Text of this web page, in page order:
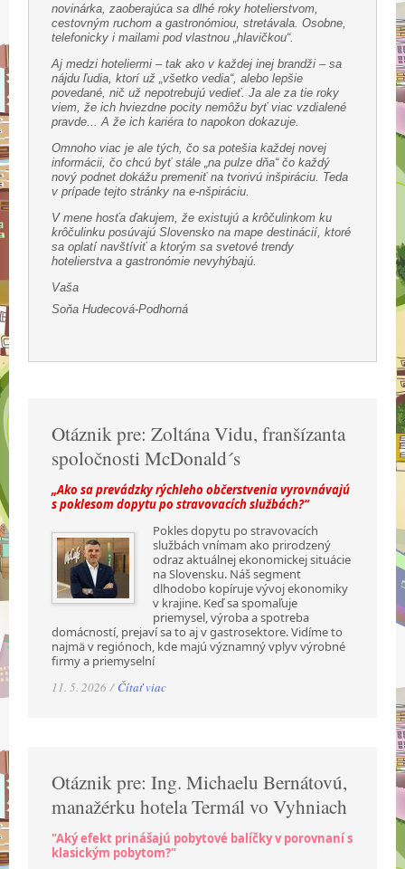
novinárka, zaoberajúca sa dlhé roky hotelierstvom,
cestovným ruchom a gastronómiou, stretávala. Osobne,
telefonicky i mailami pod vlastnou „hlavičkou“.
Aj medzi hoteliermi – tak ako v každej inej brandži – sa
nájdu ľudia, ktorí už „všetko vedia“, alebo lepšie
povedané, nič už nepotrebujú vedieť. Ja ale za tie roky
viem, že ich hviezdne pocity nemôžu byť viac vzdialené
pravde... A že ich kariéra to napokon dokazuje.
Omnoho viac je ale tých, čo sa potešia každej novej
informácii, čo chcú byť stále „na pulze dňa“ čo každý
nový podnet dokážu premeniť na tvorivú inšpiráciu. Teda
v prípade tejto stránky na e-nšpiráciu.
V mene hosťa ďakujem, že existujú a krôčulinkom ku
krôčulinku posúvajú Slovensko na mape destinácií, ktoré
sa oplatí navštíviť a ktorým sa svetové trendy
hotelierstva a gastronómie nevyhýbajú.
Vaša
Soňa Hudecová-Podhorná
Otáznik pre: Zoltána Vidu, franšízanta
spoločnosti McDonald´s
„Ako sa prevádzky rýchleho občerstvenia vyrovnávajú
s poklesom dopytu po stravovacích službách?“
Pokles dopytu po stravovacích
službách vnímam ako prirodzený
odraz aktuálnej ekonomickej situácie
na Slovensku. Náš segment
dlhodobo kopíruje vývoj ekonomiky
v krajine. Keď sa spomaľuje
priemysel, výroba a spotreba
domácností, prejaví sa to aj v gastrosektore. Vidíme to
najmä v regiónoch, kde majú významný vplyv výrobné
firmy a priemyselní
11. 5. 2026 / Čítať viac
Otáznik pre: Ing. Michaelu Bernátovú,
manažérku hotela Termál vo Vyhniach
"Aký efekt prinášajú pobytové balíčky v porovnaní s
klasickým pobytom?"